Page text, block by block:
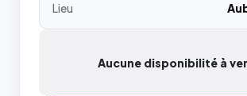
Lieu
Aucune disponibilité à